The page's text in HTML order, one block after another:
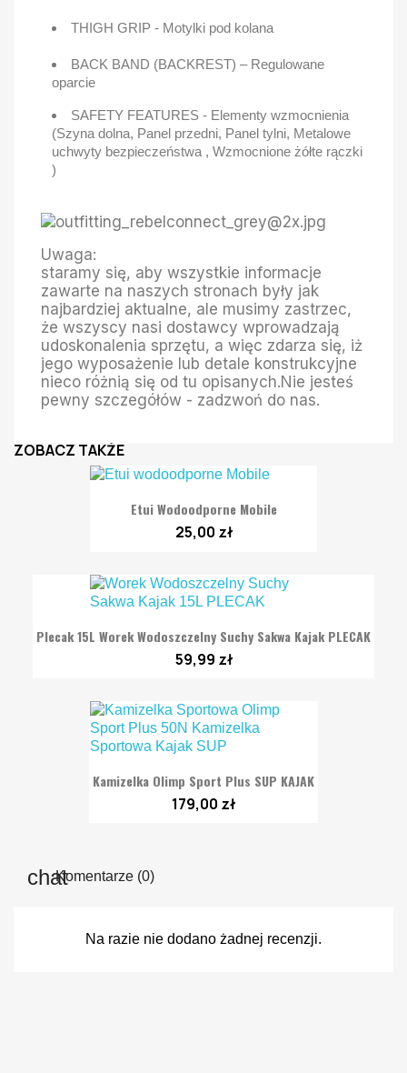
THIGH GRIP - Motylki pod kolana
BACK BAND (BACKREST) – Regulowane
oparcie
SAFETY FEATURES - Elementy wzmocnienia
(Szyna dolna, Panel przedni, Panel tylni, Metalowe
uchwyty bezpieczeństwa , Wzmocnione żółte rączki
)
Uwaga:
staramy się, aby wszystkie informacje
zawarte na naszych stronach były jak
najbardziej aktualne, ale musimy zastrzec,
że wszyscy nasi dostawcy wprowadzają
udoskonalenia sprzętu, a więc zdarza się, iż
jego wyposażenie lub detale konstrukcyjne
nieco różnią się od tu opisanych.Nie jesteś
pewny szczegółów - zadzwoń do nas.
ZOBACZ TAKŻE
Etui Wodoodporne Mobile
25,00 zł
Plecak 15L Worek Wodoszczelny Suchy Sakwa Kajak PLECAK
59,99 zł
Kamizelka Olimp Sport Plus SUP KAJAK
179,00 zł
Komentarze (0)
Na razie nie dodano żadnej recenzji.